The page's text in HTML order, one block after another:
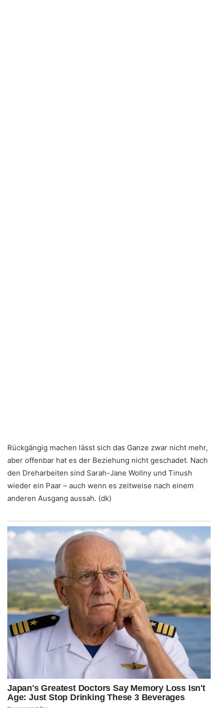
Rückgängig machen lässt sich das Ganze zwar nicht mehr,
aber offenbar hat es der Beziehung nicht geschadet. Nach
den Dreharbeiten sind Sarah-Jane Wollny und Tinush
wieder ein Paar – auch wenn es zeitweise nach einem
anderen Ausgang aussah. (dk)